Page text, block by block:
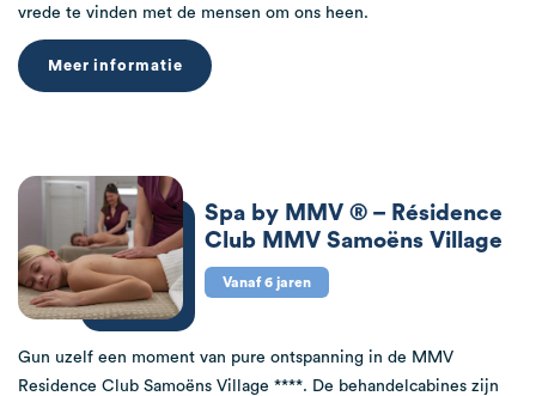
vrede te vinden met de mensen om ons heen.
Meer informatie
Spa by MMV ® – Résidence
Club MMV Samoëns Village
Vanaf 6 jaren
Gun uzelf een moment van pure ontspanning in de MMV
Residence Club Samoëns Village ****. De behandelcabines zijn